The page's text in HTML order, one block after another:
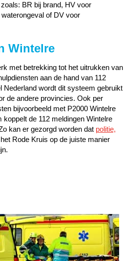
BR bij brand, HV voor
of DV voor
Wintelre
met betrekking tot het uitrukken van
aan de hand van 112
Nederland wordt dit systeem gebruikt
de andere provincies. Ook per
bijvoorbeeld met P2000 Wintelre
de 112 meldingen Wintelre
kan er gezorgd worden dat politie,
Rode Kruis op de juiste manier